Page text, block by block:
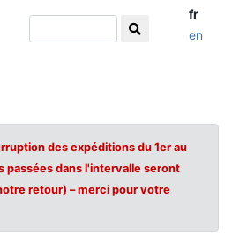
fr
en
des expéditions du 1er au
passées dans l'intervalle seront
retour) – merci pour votre